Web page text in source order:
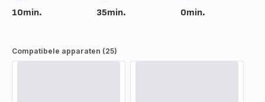
10min. 35min. 0min.
Compatibele apparaten (25)